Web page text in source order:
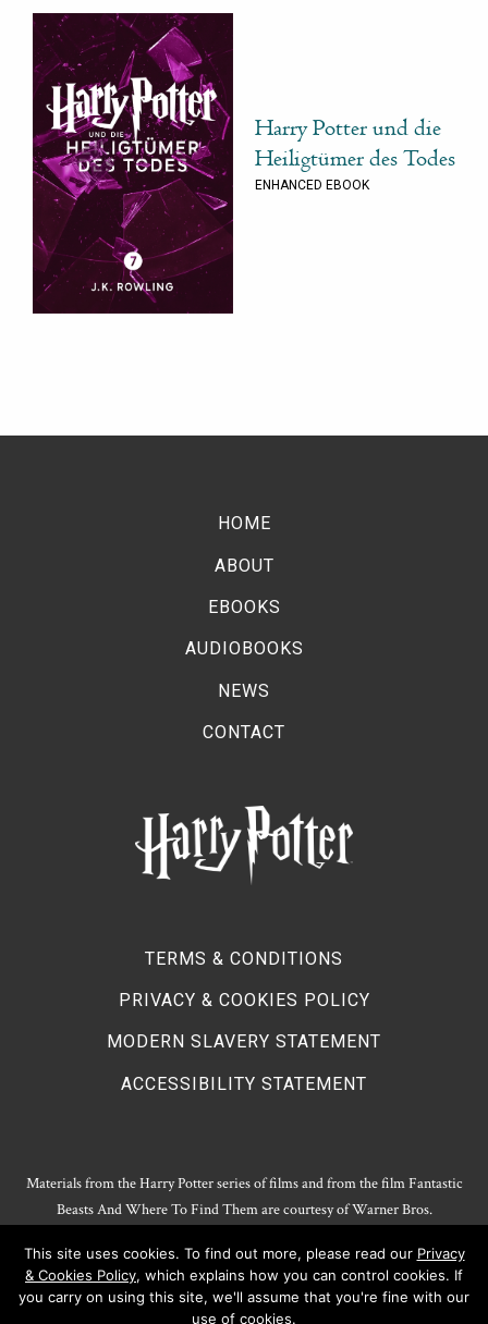
Harry Potter und die
Heiligtümer des Todes
ENHANCED EBOOK
HOME
ABOUT
EBOOKS
AUDIOBOOKS
NEWS
CONTACT
TERMS & CONDITIONS
PRIVACY & COOKIES POLICY
MODERN SLAVERY STATEMENT
ACCESSIBILITY STATEMENT
Materials from the Harry Potter series of films and from the film Fantastic
Beasts And Where To Find Them are courtesy of Warner Bros.
Harry Potter Publishing Rights and Theatrical Rights © J.K. Rowling. Artwork
© Pottermore Limited.
Harry Potter characters and elements © and ™ Warner Bros. Entertainment
This site uses cookies. To find out more, please read our Privacy
& Cookies Policy, which explains how you can control cookies. If
you carry on using this site, we'll assume that you're fine with our
use of cookies.